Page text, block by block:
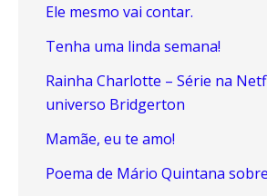
Ele mesmo vai contar.
Tenha uma linda semana!
Rainha Charlotte – Série na
universo Bridgerton
Mamãe, eu te amo!
Poema de Mário Quintana